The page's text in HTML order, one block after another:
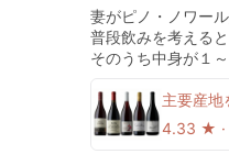
妻がピノ・ノワー
普段飲みを考える
4.33 ★ ·